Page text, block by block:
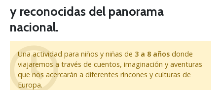
y reconocidas del panorama
nacional.
Una actividad para niños y niñas de 3 a 8 años donde
viajaremos a través de cuentos, imaginación y aventuras
que nos acercarán a diferentes rincones y culturas de
Europa.